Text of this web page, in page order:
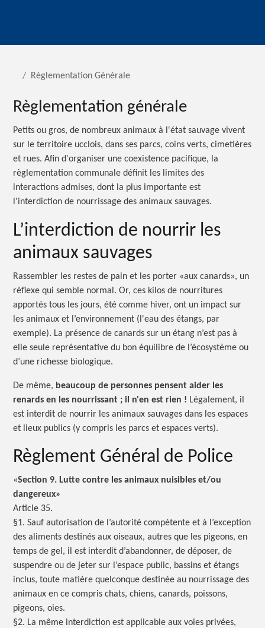
Règlementation Générale
Règlementation générale
Petits ou gros, de nombreux animaux à l'état sauvage vivent
sur le territoire ucclois, dans ses parcs, coins verts, cimetières
et rues. Afin d'organiser une coexistence pacifique, la
règlementation communale définit les limites des
interactions admises, dont la plus importante est
l'interdiction de nourrissage des animaux sauvages.
L’interdiction de nourrir les
animaux sauvages
Rassembler les restes de pain et les porter «aux canards», un
réflexe qui semble normal. Or, ces kilos de nourritures
apportés tous les jours, été comme hiver, ont un impact sur
les animaux et l’environnement (l'eau des étangs, par
exemple). La présence de canards sur un étang n’est pas à
elle seule représentative du bon équilibre de l’écosystème ou
d’une richesse biologique.
De même, beaucoup de personnes pensent aider les
renards en les nourrissant ; il n'en estrien ! Légalement, il
est interdit de nourrir les animaux sauvages dans les espaces
et lieux publics (y compris les parcs et espaces verts).
Règlement Général de Police
«Section 9. Lutte contre les animaux nuisibles et/ou
dangereux»
Article 35.
§1. Sauf autorisation de l’autorité compétente et à l’exception
des aliments destinés aux oiseaux, autres que les pigeons, en
temps de gel, il est interdit d’abandonner, de déposer, de
suspendre ou de jeter sur l’espace public, bassins et étangs
inclus, toute matière quelconque destinée au nourrissage des
animaux en ce compris chats, chiens, canards, poissons,
pigeons, oies.
§2. La même interdiction est applicable aux voies privées,